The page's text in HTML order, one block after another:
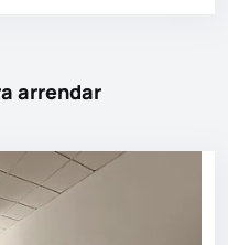
arrendar